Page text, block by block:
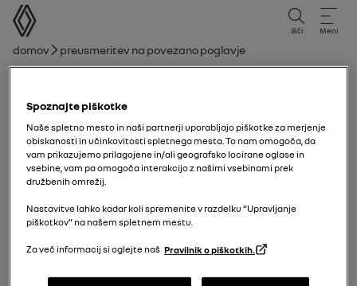
uporabniški priročnik
išči Meni
Drobtina
Domov Preusmeritev na povezano poglavje
Ročna klimatska naprava
Avtomatska klimatska naprava
Spoznajte piškotke
Naše spletno mesto in naši partnerji uporabljajo piškotke za merjenje
obiskanosti in učinkovitosti spletnega mesta. To nam omogoča, da
vam prikazujemo prilagojene in/ali geografsko locirane oglase in
vsebine, vam pa omogoča interakcijo z našimi vsebinami prek
družbenih omrežij.
Nastavitve lahko kadar koli spremenite v razdelku “Upravljanje
piškotkov” na našem spletnem mestu.
Za več informacij si oglejte naš Pravilnik o piškotkih.